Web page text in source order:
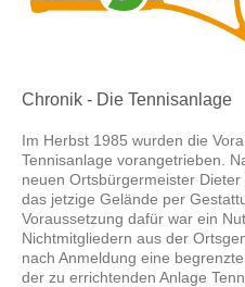
Chronik - Die Tennisanlage
Im Herbst 1985 wurden die
Tennisanlage vorangetrieben.
neuen Ortsbürgermeister
das jetzige Gelände per
Voraussetzung dafür war ein
Nichtmitgliedern aus der
nach Anmeldung eine
der zu errichtenden Anlage